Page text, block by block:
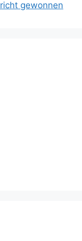
gewonnen